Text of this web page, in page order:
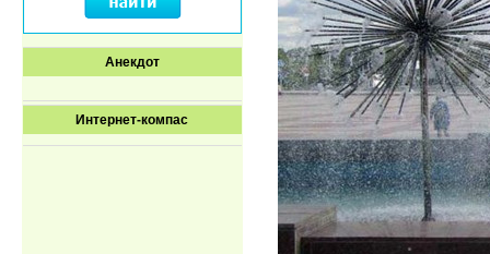
Анекдот
Интернет-компас